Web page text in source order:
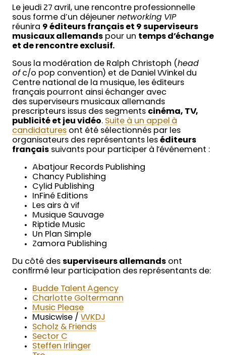
Le jeudi 27 avril, une rencontre professionnelle
sous forme d’un déjeuner networking VIP
réunira 9 éditeurs français et 9 superviseurs
musicaux allemands pour un temps d’échange
et de rencontre exclusif.
Sous la modération de Ralph Christoph (head
ofc/o pop convention) et de Daniel Winkel du
Centre national de la musique, les éditeurs
français pourront ainsi échanger avec
des superviseurs musicaux allemands
prescripteurs issus des segments cinéma, TV,
publicité et jeu vidéo. Suite à un appel à
candidatures ont été sélectionnés par les
organisateurs des représentants les éditeurs
français suivants pour participer à l’événement :
Abatjour Records Publishing
Chancy Publishing
Cylid Publishing
InFiné Editions
Les airs à vif
Musique Sauvage
Riptide Music
Un Plan Simple
Zamora Publishing
Du côté des superviseurs allemands ont
confirmé leur participation des représentants de:
Budde Talent Agency
Charlotte Goltermann
Music Please
Musicwise / WKDJ
Scholz & Friends
Sector C
Steffen Irlinger